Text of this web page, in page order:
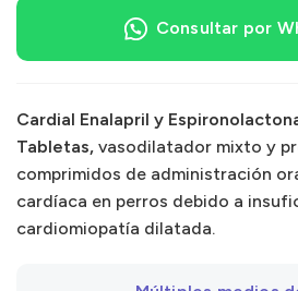
Consultar por
Cardial Enalapril y
Tabletas, vasodilatador mixto y
comprimidos de administración
cardíaca en perros debido a
cardiomiopatía dilatada.